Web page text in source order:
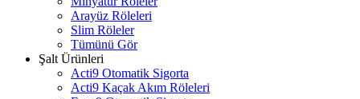
Arayüz Röleleri
Slim Röleler
Tümünü Gör
Şalt Ürünleri
Acti9 Otomatik Sigorta
Acti9 Kaçak Akım Röleleri